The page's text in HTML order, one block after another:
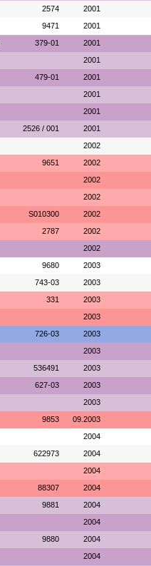
2574 2001
9471 2001
379-01 2001
2001
479-01 2001
2001
2001
2526 / 001 2001
2002
9651 2002
2002
2002
S010300 2002
2787 2002
2002
9680 2003
743-03 2003
331 2003
2003
726-03 2003
2003
536491 2003
627-03 2003
2003
9853 09.2003
2004
622973 2004
2004
88307 2004
9881 2004
2004
9880 2004
2004